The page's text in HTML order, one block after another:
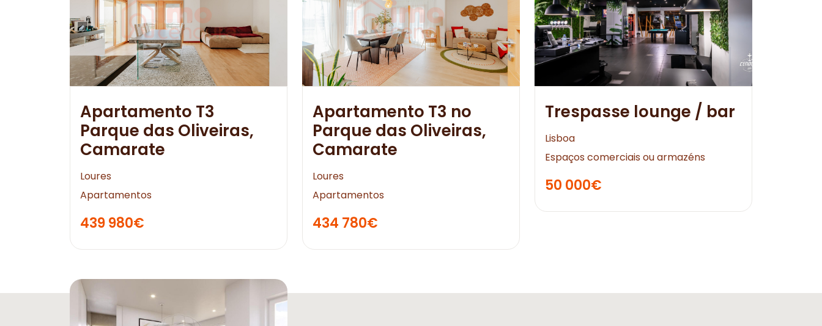
Apartamento T3
Parque das Oliveiras,
Camarate
Loures
Apartamentos
439 980€
Apartamento T3 no
Parque das Oliveiras,
Camarate
Loures
Apartamentos
434 780€
Trespasse lounge / bar
Lisboa
Espaços comerciais ou armazéns
50 000€